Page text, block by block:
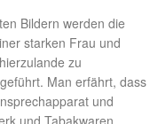
Bildern werden die
starken Frau und
zu
Man erfährt, dass
und